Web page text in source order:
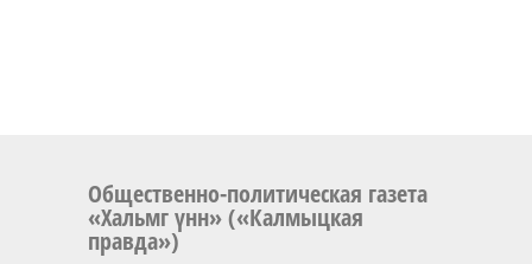
Общественно-политическая газета
«Хальмг үнн» («Калмыцкая
правда»)